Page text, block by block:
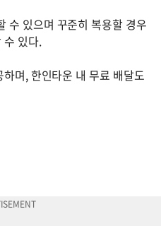
수 있으며 꾸준히 복용할 경우
수 있다.
며, 한인타운 내 무료 배달도